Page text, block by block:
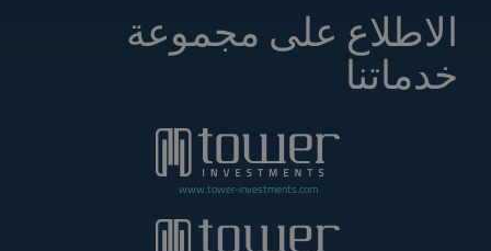
الاطلاع على مجموعة
خدماتنا
www.tower-investments.com